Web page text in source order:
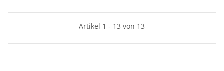
Artikel 1 - 13 von 13